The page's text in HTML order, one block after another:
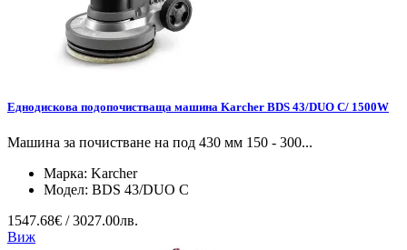
Еднодискова подопочистваща машина Karcher BDS 43/DUO C/ 1500W
Машина за почистване на под 430 мм 150 - 300...
Марка: Karcher
Модел: BDS 43/DUO C
1547.68€ / 3027.00лв.
Виж